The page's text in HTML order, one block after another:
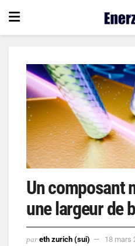
Un composant
une largeur de
par eth zurich (sui) 18 mars